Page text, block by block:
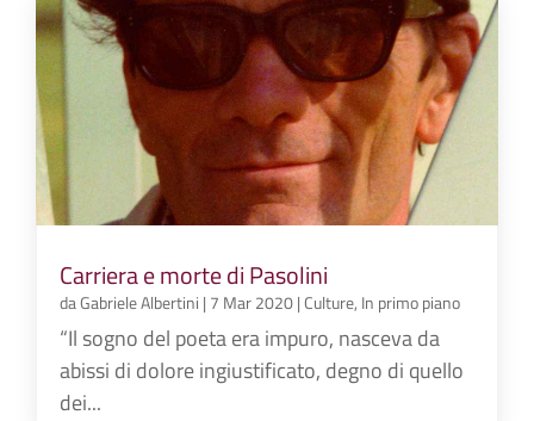
Carriera e morte di Pasolini
daGabriele Albertini | 7 Mar 2020|Culture, In primo piano
“Il sogno del poeta era impuro, nasceva da
abissi di dolore ingiustificato, degno di quello
dei...